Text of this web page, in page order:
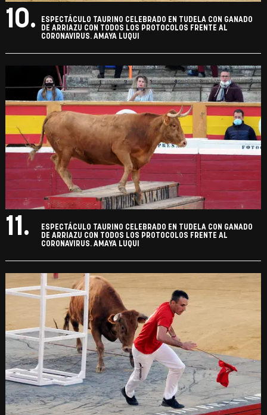
10.
ESPECTÁCULO TAURINO CELEBRADO EN TUDELA CON GANADO
DE ARRIAZU CON TODOS LOS PROTOCOLOS FRENTE AL
CORONAVIRUS. AMAYA LUQUI
11.
ESPECTÁCULO TAURINO CELEBRADO EN TUDELA CON GANADO
DE ARRIAZU CON TODOS LOS PROTOCOLOS FRENTE AL
CORONAVIRUS. AMAYA LUQUI